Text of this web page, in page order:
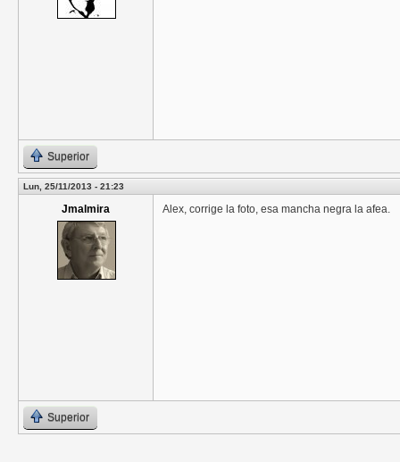
Superior
Lun, 25/11/2013 - 21:23
Jmalmira Alex, corrige la foto, esa mancha negra la afea.
Superior